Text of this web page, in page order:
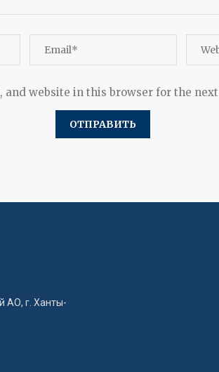
and website in this browser for the
АО, г. Ханты-